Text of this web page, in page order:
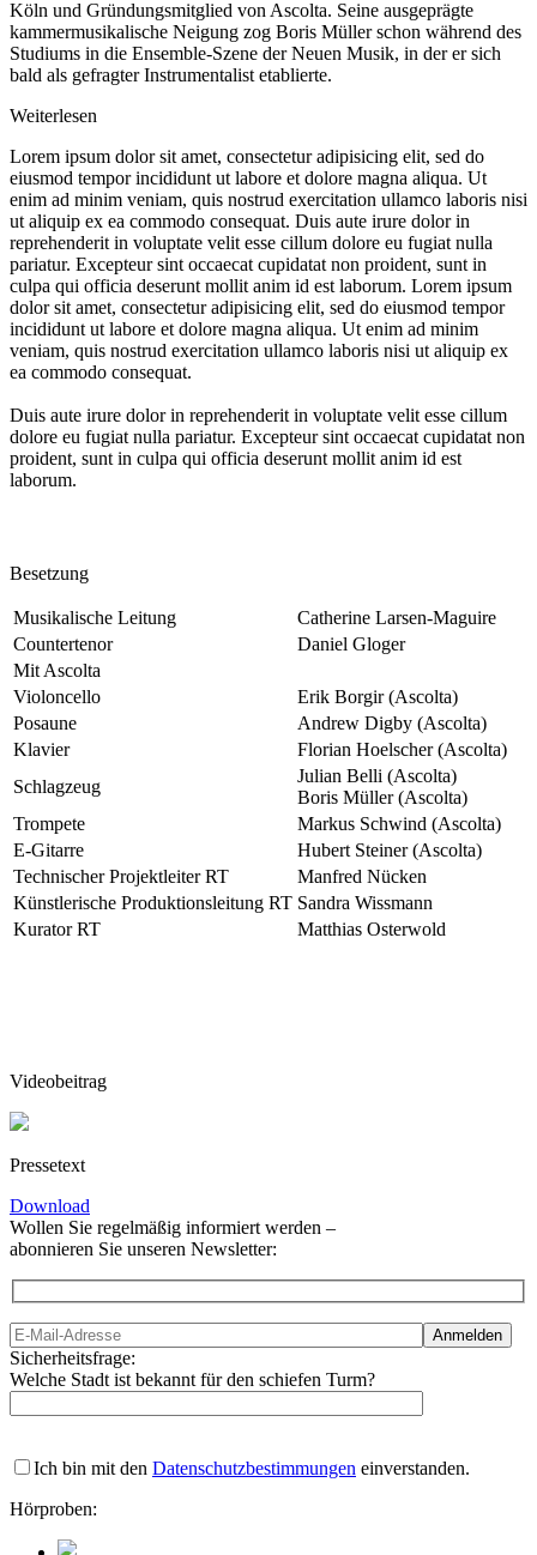
Köln und Gründungsmitglied von Ascolta. Seine ausgeprägte
kammermusikalische Neigung zog Boris Müller schon während des
Studiums in die Ensemble-Szene der Neuen Musik, in der er sich
bald als gefragter Instrumentalist etablierte.
Weiterlesen
Lorem ipsum dolor sit amet, consectetur adipisicing elit, sed do
eiusmod tempor incididunt ut labore et dolore magna aliqua. Ut
enim ad minim veniam, quis nostrud exercitation ullamco laboris nisi
ut aliquip ex ea commodo consequat. Duis aute irure dolor in
reprehenderit in voluptate velit esse cillum dolore eu fugiat nulla
pariatur. Excepteur sint occaecat cupidatat non proident, sunt in
culpa qui officia deserunt mollit anim id est laborum. Lorem ipsum
dolor sit amet, consectetur adipisicing elit, sed do eiusmod tempor
incididunt ut labore et dolore magna aliqua. Ut enim ad minim
veniam, quis nostrud exercitation ullamco laboris nisi ut aliquip ex
ea commodo consequat.
Duis aute irure dolor in reprehenderit in voluptate velit esse cillum
dolore eu fugiat nulla pariatur. Excepteur sint occaecat cupidatat non
proident, sunt in culpa qui officia deserunt mollit anim id est
laborum.
Besetzung
Musikalische Leitung
Catherine Larsen-Maguire
Countertenor
Daniel Gloger
Mit Ascolta
Violoncello
Erik Borgir (Ascolta)
Posaune
Andrew Digby (Ascolta)
Klavier
Florian Hoelscher (Ascolta)
Schlagzeug
Julian Belli (Ascolta)
Boris Müller (Ascolta)
Trompete
Markus Schwind (Ascolta)
E-Gitarre
Hubert Steiner (Ascolta)
Technischer Projektleiter RT
Manfred Nücken
Künstlerische Produktionsleitung RT Sandra Wissmann
Kurator RT
Matthias Osterwold
Videobeitrag
Pressetext
Download
Wollen Sie regelmäßig informiert werden –
abonnieren Sie unseren Newsletter:
Sicherheitsfrage:
Welche Stadt ist bekannt für den schiefen Turm?
Ich bin mit den Datenschutzbestimmungen einverstanden.
Hörproben: